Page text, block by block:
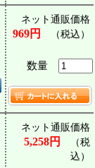
ネット通販価格
969円 （税込）
数量
ネット通販価格
5,258円
（税
込）